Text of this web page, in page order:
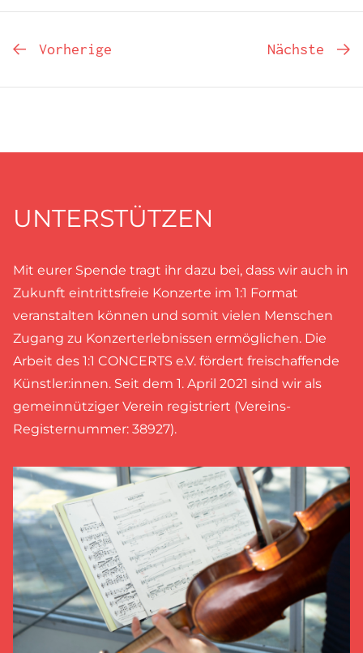
Vorherige Nächste
UNTERSTÜTZEN
Mit eurer Spende tragt ihr dazu bei, dass wir auch in
Zukunft eintrittsfreie Konzerte im 1:1 Format
veranstalten können und somit vielen Menschen
Zugang zu Konzerterlebnissen ermöglichen. Die
Arbeit des 1:1 CONCERTS e.V. fördert freischaffende
Künstler:innen. Seit dem 1. April 2021 sind wir als
gemeinnütziger Verein registriert (Vereins-
Registernummer: 38927).